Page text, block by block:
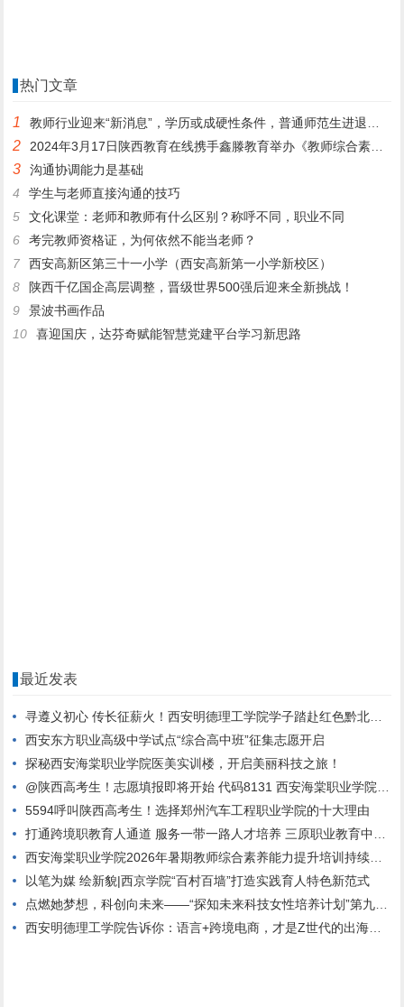
热门文章
1 教师行业迎来“新消息”，学历或成硬性条件，普通师范生进退两难
2 2024年3月17日陕西教育在线携手鑫滕教育举办《教师综合素质提升公益课》
3
沟通协调能力是基础
4
学生与老师直接沟通的技巧
5
文化课堂：老师和教师有什么区别？称呼不同，职业不同
6
考完教师资格证，为何依然不能当老师？
7
西安高新区第三十一小学（西安高新第一小学新校区）
8
陕西千亿国企高层调整，晋级世界500强后迎来全新挑战！
9
景波书画作品
10
喜迎国庆，达芬奇赋能智慧党建平台学习新思路
最近发表
寻遵义初心 传长征薪火！西安明德理工学院学子踏赴红色黔北，践行青春使命
西安东方职业高级中学试点“综合高中班”征集志愿开启
探秘西安海棠职业学院医美实训楼，开启美丽科技之旅！
@陕西高考生！志愿填报即将开始 代码8131 西安海棠职业学院期待与你相遇！
5594呼叫陕西高考生！选择郑州汽车工程职业学院的十大理由
打通跨境职教育人通道 服务一带一路人才培养 三原职业教育中心与哈萨克斯坦高校达成校际合作
西安海棠职业学院2026年暑期教师综合素养能力提升培训持续进行中
以笔为媒 绘新貌|西京学院“百村百墙”打造实践育人特色新范式
点燃她梦想，科创向未来——“探知未来科技女性培养计划”第九期正式启动
西安明德理工学院告诉你：语言+跨境电商，才是Z世代的出海新航道